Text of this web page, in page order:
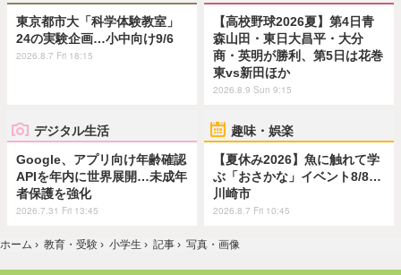
東京都市大「科学体験教室」
24の実験企画…小中向け9/6
2026.8.7 Fri 18:15
【高校野球2026夏】第4日青
森山田・東日大昌平・大分
商・英明が勝利、第5日は花巻
東vs新田ほか
2026.8.9 Sun 9:15
デジタル生活
Google、アプリ向け年齢確認
APIを年内に世界展開…未成年
者保護を強化
2026.7.31 Fri 13:45
趣味・娯楽
【夏休み2026】魚に触れて学
ぶ「おさかな」イベント8/8…
川崎市
2026.8.7 Fri 10:45
ホーム › 教育・受験 › 小学生 › 記事 › 写真・画像